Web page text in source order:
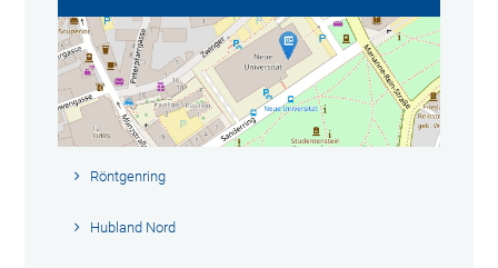
Röntgenring
Hubland Nord